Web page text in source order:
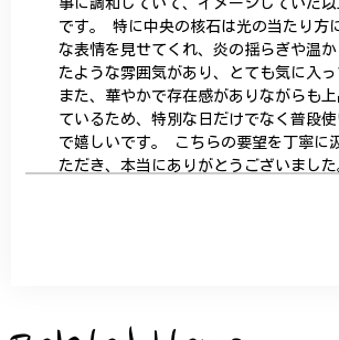
です。 特に中央の核石は光の当たり方
な表情を見せてくれ、炎の揺らぎや温
たような雰囲気があり、とても気に入っ
また、華やかで存在感がありながらも
ているため、特別な日だけでなく普段
で嬉しいです。 こちらの要望を丁寧に
ただき、本当にありがとうございまし